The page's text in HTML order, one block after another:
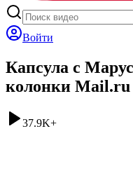
Войти
Капсула с
колонки Mail.ru
37.9K+